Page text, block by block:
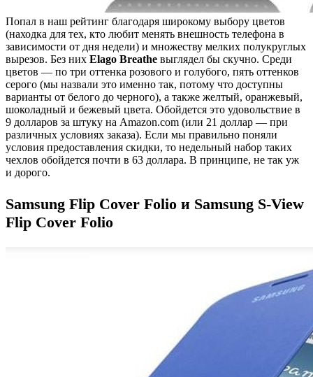
Попал в наш рейтинг благодаря широкому выбору цветов
(находка для тех, кто любит менять внешность телефона в
зависимости от дня недели) и множеству мелких полукруглых
вырезов. Без них Elago Breathe выглядел бы скучно. Среди
цветов — по три оттенка розового и голубого, пять оттенков
серого (мы назвали это именно так, потому что доступны
варианты от белого до черного), а также желтый, оранжевый,
шоколадный и бежевый цвета. Обойдется это удовольствие в
9 долларов за штуку на Amazon.com (или 21 доллар — при
различных условиях заказа). Если мы правильно поняли
условия предоставления скидки, то недельный набор таких
чехлов обойдется почти в 63 доллара. В принципе, не так уж
и дорого.
Samsung Flip Cover Folio и Samsung S-View
Flip Cover Folio